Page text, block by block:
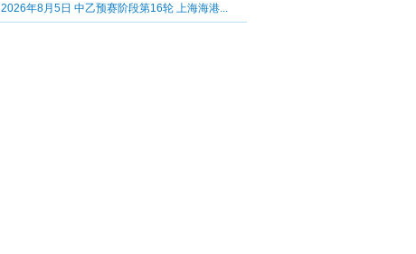
2026年8月5日 中乙预赛阶段第16轮 上海海港...